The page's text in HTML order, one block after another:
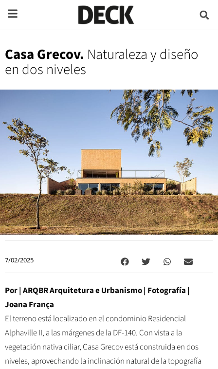
Casa Grecov. Naturaleza y diseño
en dos niveles
7/02/2025
Por | ARQBR Arquitetura e Urbanismo| Fotografía |
Joana França
El terreno está localizado en el condominio Residencial
Alphaville II, a las márgenes de la DF-140. Con vista a la
vegetación nativa ciliar, Casa Grecov está construida en dos
niveles, aprovechando la inclinación natural de la topografía